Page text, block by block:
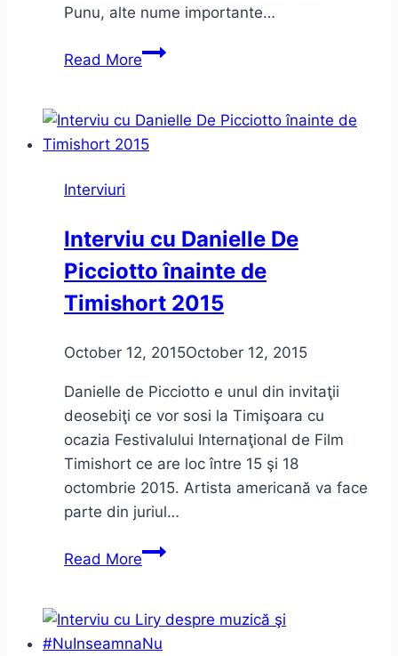
Punu, alte nume importante…
Read MoreInterviu
înainte
de
Timişoara
Interviuri
Interviu cu Danielle De
Picciotto înainte de
Timishort 2015
October 12, 2015October 12, 2015
Danielle de Picciotto e unul din invitaţii
deosebiţi ce vor sosi la Timişoara cu
ocazia Festivalului Internaţional de Film
Timishort ce are loc între 15 şi 18
octombrie 2015. Artista americană va face
parte din juriul…
Read MoreInterviu
De
Picciotto